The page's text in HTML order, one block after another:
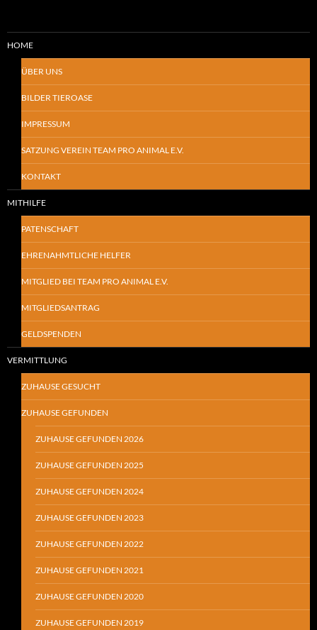
HOME
ÜBER UNS
BILDER TIEROASE
IMPRESSUM
SATZUNG VEREIN TEAM PRO ANIMAL E.V.
KONTAKT
MITHILFE
PATENSCHAFT
EHRENAHMTLICHE HELFER
MITGLIED BEI TEAM PRO ANIMAL E.V.
MITGLIEDSANTRAG
GELDSPENDEN
VERMITTLUNG
ZUHAUSE GESUCHT
ZUHAUSE GEFUNDEN
ZUHAUSE GEFUNDEN 2026
ZUHAUSE GEFUNDEN 2025
ZUHAUSE GEFUNDEN 2024
ZUHAUSE GEFUNDEN 2023
ZUHAUSE GEFUNDEN 2022
ZUHAUSE GEFUNDEN 2021
ZUHAUSE GEFUNDEN 2020
ZUHAUSE GEFUNDEN 2019